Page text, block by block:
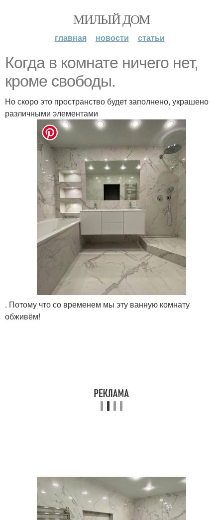
МИЛЫЙ ДОМ
главная новости статьи
Когда в комнате ничего нет,
кроме свободы.
Но скоро это пространство будет заполнено, украшено
различными элементами
. Потому что со временем мы эту ванную комнату
обживём!